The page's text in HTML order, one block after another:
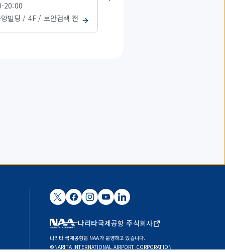
20:00
빌딩 / 4F / 보안검색 전
나리타국제공항 주식회사
나리타 국제공항은 NAA가 운영하고 있습니다.
©NARITA INTERNATIONAL AIRPORT CORPORATION